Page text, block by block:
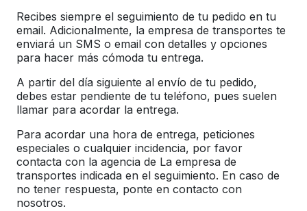
Recibes siempre el seguimiento de tu pedido en tu
email. Adicionalmente, la empresa de transportes te
enviará un SMS o email con detalles y opciones
para hacer más cómoda tu entrega.
A partir del día siguiente al envío de tu pedido,
debes estar pendiente de tu teléfono, pues suelen
llamar para acordar la entrega.
Para acordar una hora de entrega, peticiones
especiales o cualquier incidencia, por favor
contacta con la agencia de La empresa de
transportes indicada en el seguimiento. En caso de
no tener respuesta, ponte en contacto con
nosotros.